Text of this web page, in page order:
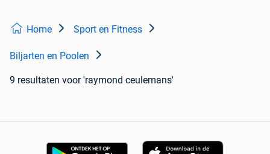
Home Sport en Fitness
Biljarten en Poolen
9 resultaten voor 'raymond ceulemans'